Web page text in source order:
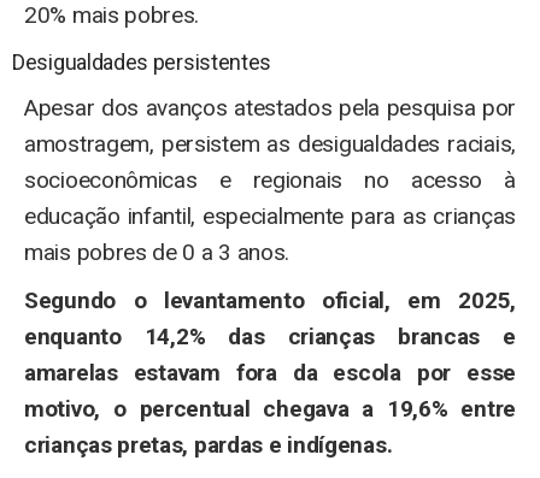
20% mais pobres.
Desigualdades persistentes
Apesar dos avanços atestados pela pesquisa por
amostragem, persistem as desigualdades raciais,
socioeconômicas e regionais no acesso à
educação infantil, especialmente para as crianças
mais pobres de 0 a 3 anos.
Segundo o levantamento oficial, em 2025,
enquanto 14,2% das crianças brancas e
amarelas estavam fora da escola por esse
motivo, o percentual chegava a 19,6% entre
crianças pretas, pardas e indígenas.